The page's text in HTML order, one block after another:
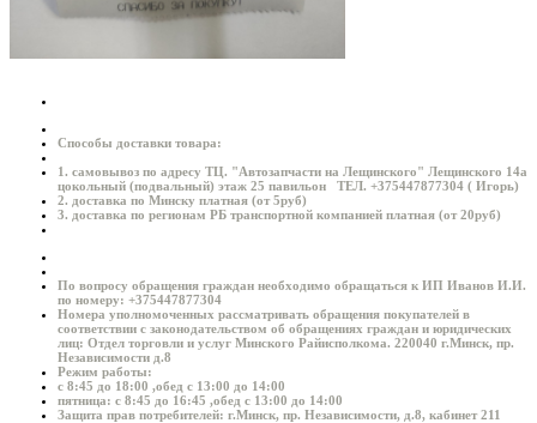
Способы доставки товара:
1. самовывоз по адресу ТЦ. "Автозапчасти на Лещинского" Лещинского 14а
цокольный (подвальный) этаж 25 павильон ТЕЛ. +375447877304 ( Игорь)
2. доставка по Минску платная (от 5руб)
3. доставка по регионам РБ транспортной компанией платная (от 20руб)
По вопросу обращения граждан необходимо обращаться к ИП Иванов И.И.
по номеру: +375447877304
Номера уполномоченных рассматривать обращения покупателей в
соответствии с законодательством об обращениях граждан и юридических
лиц: Отдел торговли и услуг Минского Райисполкома. 220040 г.Минск, пр.
Независимости д.8
Режим работы:
с 8:45 до 18:00 ,обед с 13:00 до 14:00
пятница: с 8:45 до 16:45 ,обед с 13:00 до 14:00
Защита прав потребителей: г.Минск, пр. Независимости, д.8, кабинет 211